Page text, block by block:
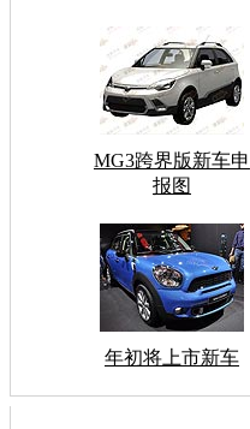
MG3跨界版新车申
报图
年初将上市新车